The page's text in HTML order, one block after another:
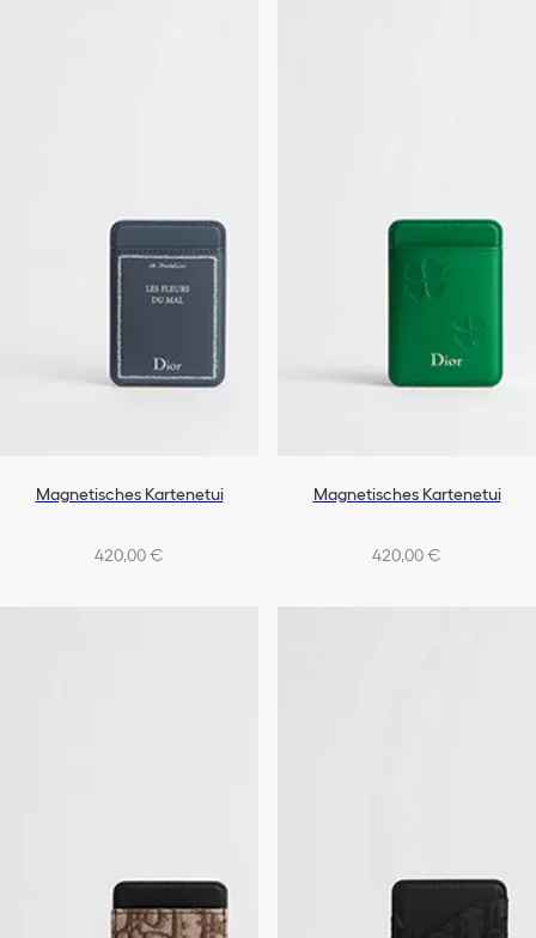
Magnetisches Kartenetui
420,00 €
Magnetisches Kartenetui
420,00 €